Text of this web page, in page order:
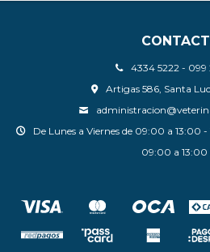
4334 5222 - 099
Artigas 586, Santa
De Lunes a Viernes de 09:00 a 13:00
09:00 a 13:00